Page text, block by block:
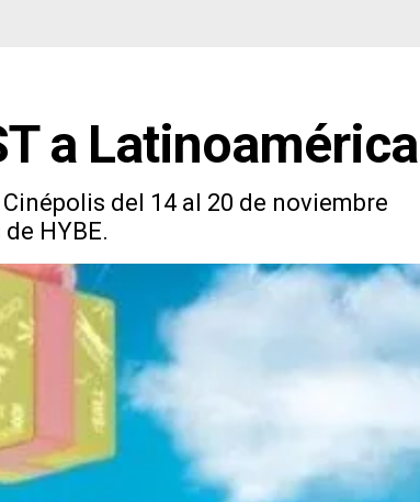
a Latinoamérica
del 14 al 20 de noviembre
HYBE.